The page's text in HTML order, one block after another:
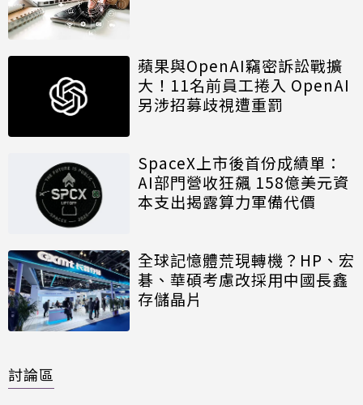
蘋果與OpenAI竊密訴訟戰擴
大！11名前員工捲入 OpenAI
另涉招募歧視遭重罰
SpaceX上市後首份成績單：
AI部門營收狂飆 158億美元資
本支出揭露算力軍備代價
全球記憶體荒現轉機？HP、宏
碁、華碩考慮改採用中國長鑫
存儲晶片
討論區